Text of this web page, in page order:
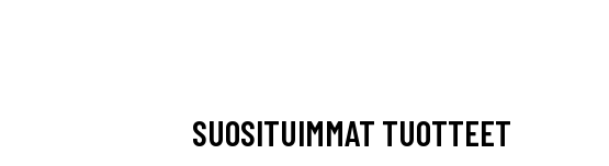
SUOSITUIMMAT TUOTTEET